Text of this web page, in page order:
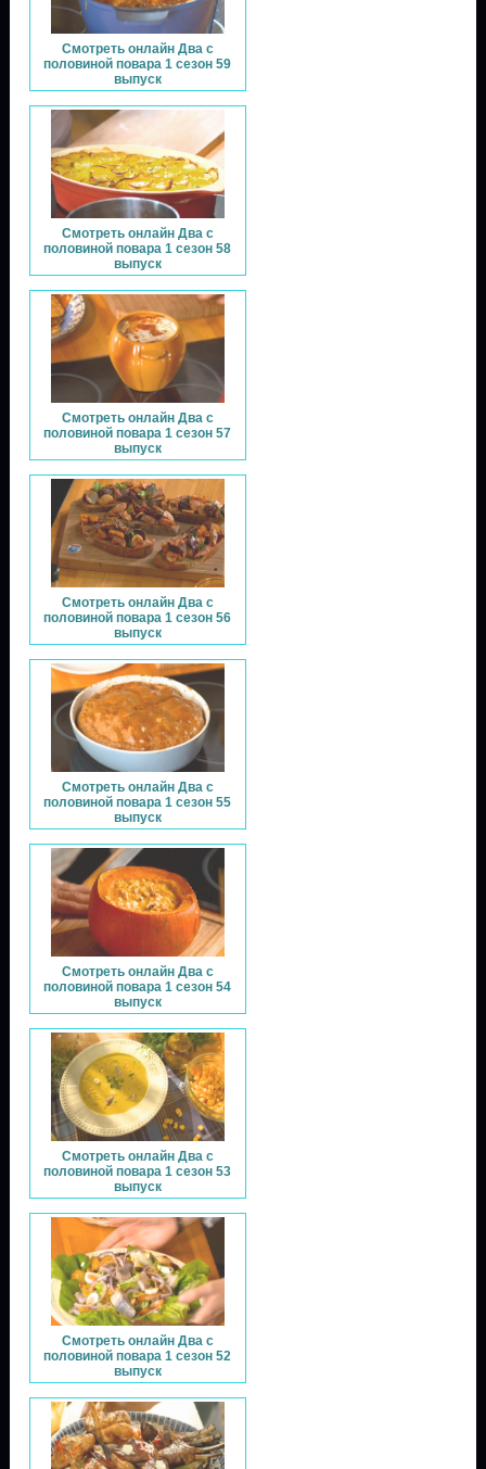
Смотреть онлайн Два с
половиной повара 1 сезон 59
выпуск
Смотреть онлайн Два с
половиной повара 1 сезон 58
выпуск
Смотреть онлайн Два с
половиной повара 1 сезон 57
выпуск
Смотреть онлайн Два с
половиной повара 1 сезон 56
выпуск
Смотреть онлайн Два с
половиной повара 1 сезон 55
выпуск
Смотреть онлайн Два с
половиной повара 1 сезон 54
выпуск
Смотреть онлайн Два с
половиной повара 1 сезон 53
выпуск
Смотреть онлайн Два с
половиной повара 1 сезон 52
выпуск